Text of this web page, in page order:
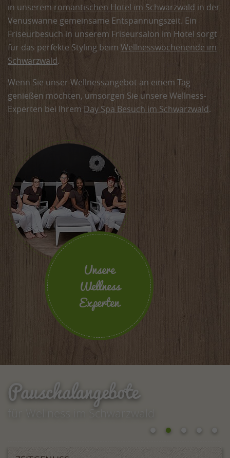
in unserem romantischen Hotel im Schwarzwald in der
Venuswanne gemeinsame Entspannungszeit. Ein
Friseurbesuch in unserem Friseursalon im Hotel sorgt
für das perfekte Styling beim Wellnesswochenende im
Schwarzwald.
Wenn Sie unser Wellnessangebot an einem Tag
genießen möchten, umsorgen Sie unsere Wellness-
Experten bei Ihrem Day Spa Besuch im Schwarzwald.
Unsere
Wellness
Experten
Pauschalangebote
für Wellness im Schwarzwald